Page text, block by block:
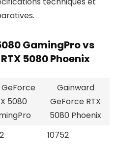
GamingPro vs
5080 Phoenix
5080
Gainward
GeForce RTX
5080 Phoenix
10752